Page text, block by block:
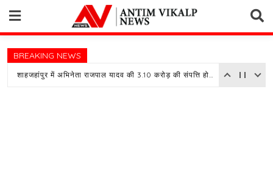
content
BREAKING NEWS
शाहजहांपुर में अभिनेता राजपाल यादव की 3.10 करोड़ की संपत्ति होगी नीलाम, बैंक ने चस्पा किया नोटिस